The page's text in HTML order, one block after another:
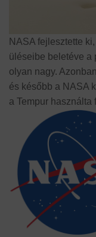
NASA fejlesztette
üléseibe beletéve a
olyan nagy.
és később a NASA
a Tempur használta